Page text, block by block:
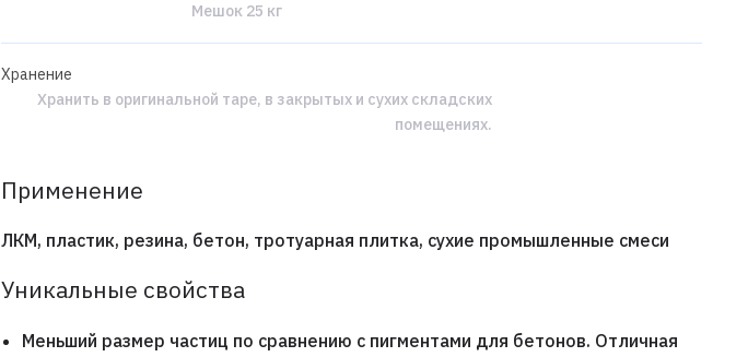
Мешок 25 кг
Хранение
Хранить в оригинальной таре, в закрытых и сухих складских
помещениях.
Применение
ЛКМ, пластик, резина, бетон, тротуарная плитка, сухие промышленные смеси
Уникальные свойства
Меньший размер частиц по сравнению с пигментами для бетонов. Отличная